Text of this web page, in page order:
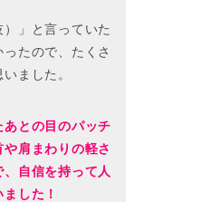
」と言っていた
たので、たくさ
ました。
あとの目のパッチ
肩まわりの軽さ
自信を持って人
した！